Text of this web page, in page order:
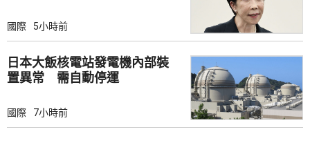
國際 5小時前
日本大飯核電站發電機內部裝
置異常 需自動停運
國際 7小時前